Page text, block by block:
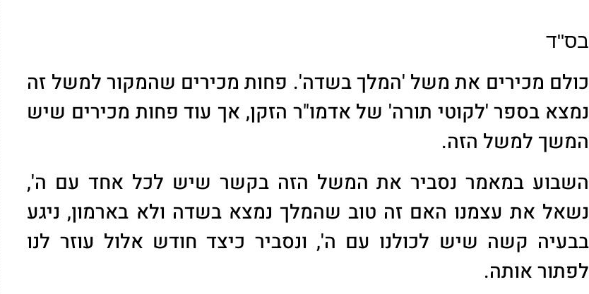
בס"ד
כולם מכירים את משל 'המלך בשדה'. פחות מכירים שהמקור למשל זה
נמצא בספר 'לקוטי תורה' של אדמו"ר הזקן, אך עוד פחות מכירים שיש
המשך למשל הזה.
השבוע במאמר נסביר את המשל הזה בקשר שיש לכל אחד עם ה',
נשאל את עצמנו האם זה טוב שהמלך נמצא בשדה ולא בארמון, ניגע
בבעיה קשה שיש לכולנו עם ה', ונסביר כיצד חודש אלול עוזר לנו
לפתור אותה.